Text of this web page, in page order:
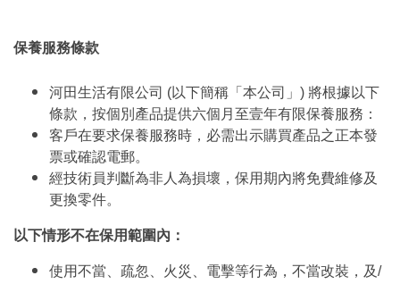
保養服務條款
河田生活有限公司 (以下簡稱「本公司」) 將根據以下
條款，按個別產品提供六個月至壹年有限保養服務：
客戶在要求保養服務時，必需出示購買產品之正本發
票或確認電郵。
經技術員判斷為非人為損壞，保用期內將免費維修及
更換零件。
以下情形不在保用範圍內：
使用不當、疏忽、火災、電擊等行為，不當改裝，及/